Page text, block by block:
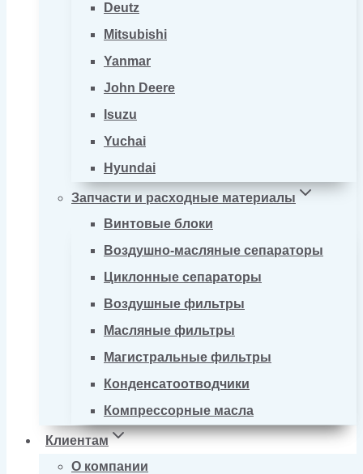
Deutz
Mitsubishi
Yanmar
John Deere
Isuzu
Yuchai
Hyundai
Запчасти и расходные материалы
Винтовые блоки
Воздушно-масляные сепараторы
Циклонные сепараторы
Воздушные фильтры
Масляные фильтры
Магистральные фильтры
Конденсатоотводчики
Компрессорные масла
Клиентам
О компании